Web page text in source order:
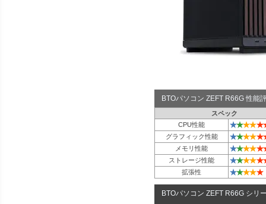
BTOパソコン ZEFT R66G 性能
スペック
CPU性能
★★★★★
グラフィック性能 ★★★★★
メモリ性能 ★★★★★
ストレージ性能 ★★★★★
拡張性 ★★★★★
BTOパソコン ZEFT R66G シリ